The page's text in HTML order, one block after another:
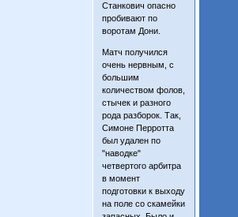
Станкович опасно
пробивают по
воротам Дони.
Матч получился
очень нервным, с
большим
количеством фолов,
стычек и разного
рода разборок. Так,
Симоне Перротта
был удален по
"наводке"
четвертого арбитра
в момент
подготовки к выходу
на поле со скамейки